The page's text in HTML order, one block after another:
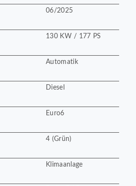
06/2025
130 KW / 177 PS
Automatik
Diesel
Euro6
4 (Grün)
Klimaanlage